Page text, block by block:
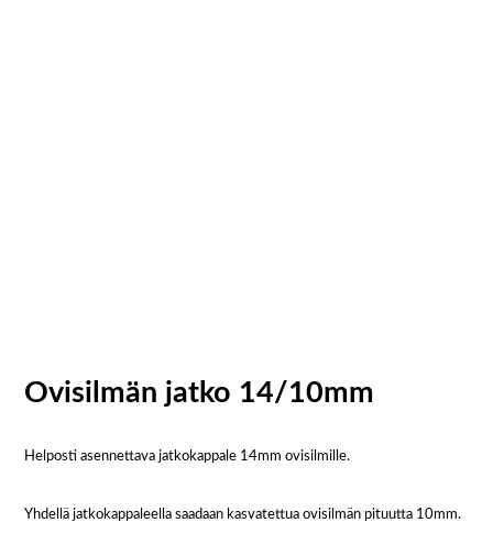
Ovisilmän jatko 14/10mm
Helposti asennettava jatkokappale 14mm ovisilmille.
Yhdellä jatkokappaleella saadaan kasvatettua ovisilmän pituutta 10mm.